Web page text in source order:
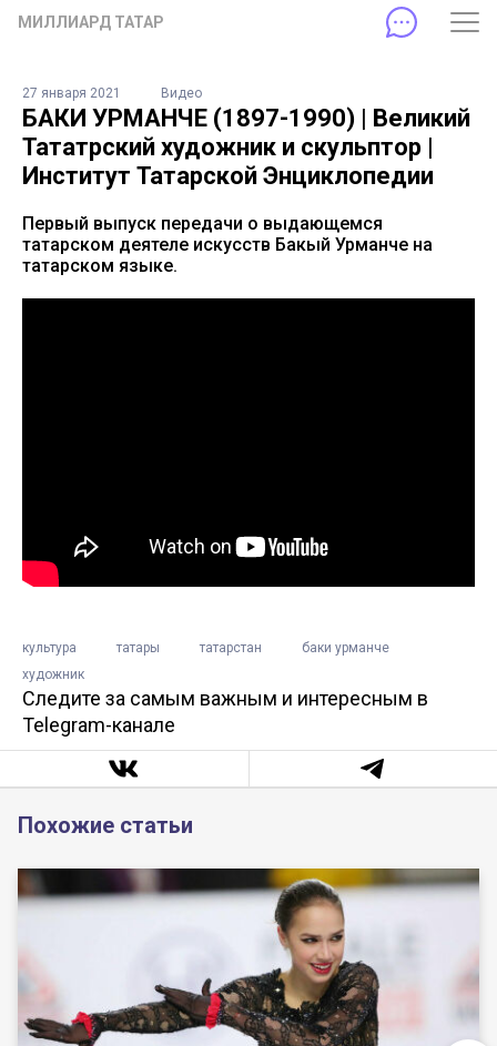
МИЛЛИАРД ТАТАР
27 января 2021 Видео
БАКИ УРМАНЧЕ (1897-1990) | Великий
Тататрский художник и скульптор |
Институт Татарской Энциклопедии
Первый выпуск передачи о выдающемся
татарском деятеле искусств Бакый Урманче на
татарском языке.
культура татары татарстан
баки урманче
художник
Следите за самым важным и интересным в
Telegram-канале
Похожие статьи